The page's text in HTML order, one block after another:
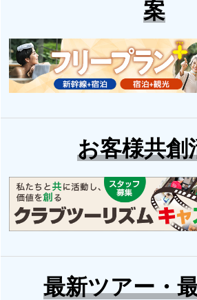
案
お客様共創
最新ツアー・